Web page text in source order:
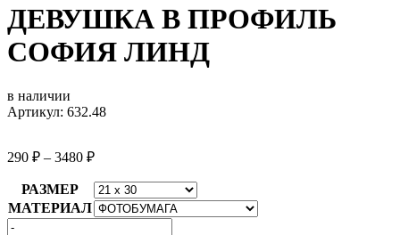
ДЕВУШКА В ПРОФИЛЬ
СОФИЯ ЛИНД
в наличии
Артикул: 632.48
290 ₽ – 3480 ₽
РАЗМЕР
МАТЕРИАЛ